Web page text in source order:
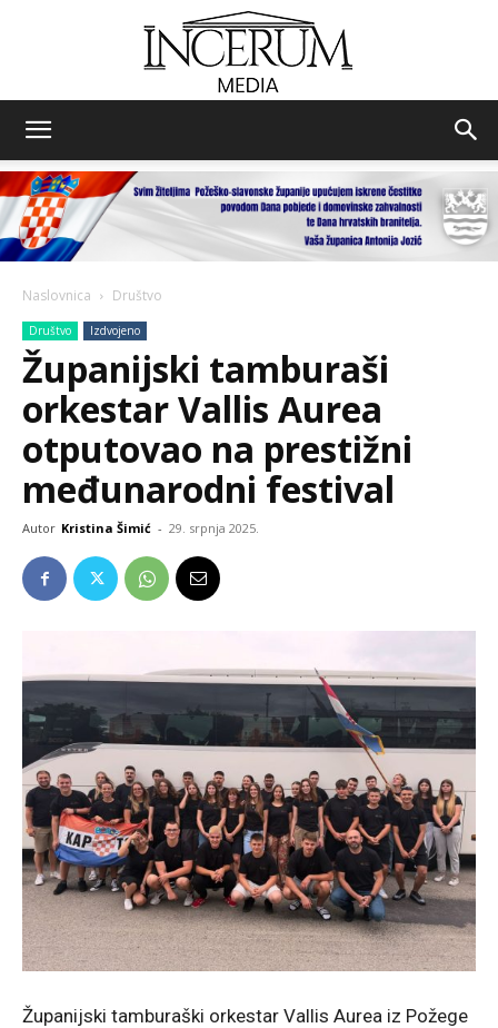
media
Naslovnica Društvo
Društvo Izdvojeno
Županijski tamburaši
orkestar Vallis Aurea
otputovao na prestižni
međunarodni festival
Autor Kristina Šimić - 29. srpnja 2025.
Županijski tamburaški orkestar Vallis Aurea iz Požege